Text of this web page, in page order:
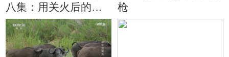
八集：用关火后的余
温翻炒成就水果与肉
类的完美碰撞
枪